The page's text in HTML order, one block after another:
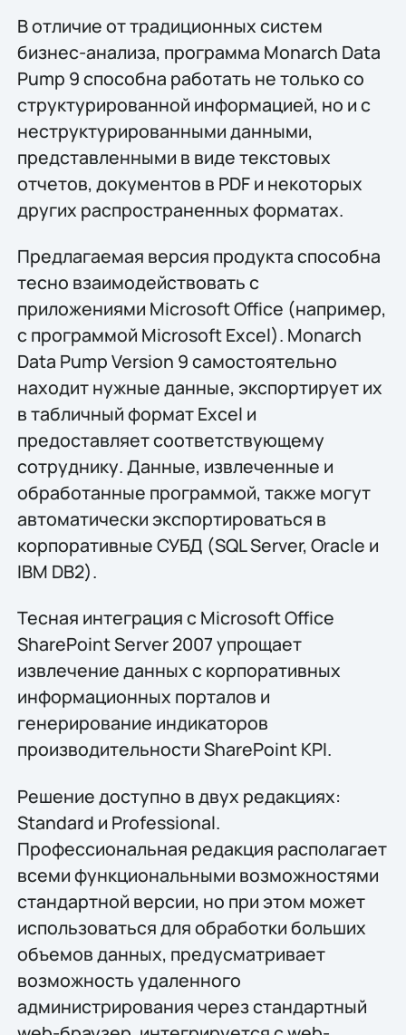
В отличие от традиционных систем
бизнес-анализа, программа Monarch Data
Pump 9 способна работать не только со
структурированной информацией, но и с
неструктурированными данными,
представленными в виде текстовых
отчетов, документов в PDF и некоторых
других распространенных форматах.
Предлагаемая версия продукта способна
тесно взаимодействовать с
приложениями Microsoft Office (например,
с программой Microsoft Excel). Monarch
Data Pump Version 9 самостоятельно
находит нужные данные, экспортирует их
в табличный формат Excel и
предоставляет соответствующему
сотруднику. Данные, извлеченные и
обработанные программой, также могут
автоматически экспортироваться в
корпоративные СУБД (SQL Server, Oracle и
IBM DB2).
Тесная интеграция с Microsoft Office
SharePoint Server 2007 упрощает
извлечение данных с корпоративных
информационных порталов и
генерирование индикаторов
производительности SharePoint KPI.
Решение доступно в двух редакциях:
Standard и Professional.
Профессиональная редакция располагает
всеми функциональными возможностями
стандартной версии, но при этом может
использоваться для обработки больших
объемов данных, предусматривает
возможность удаленного
администрирования через стандартный